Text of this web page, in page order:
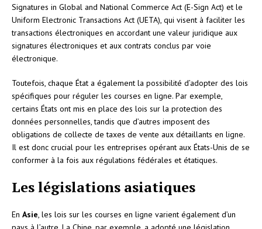
Signatures in Global and National Commerce Act (E-Sign Act) et le
Uniform Electronic Transactions Act (UETA), qui visent à faciliter les
transactions électroniques en accordant une valeur juridique aux
signatures électroniques et aux contrats conclus par voie
électronique.
Toutefois, chaque État a également la possibilité d’adopter des lois
spécifiques pour réguler les courses en ligne. Par exemple,
certains États ont mis en place des lois sur la protection des
données personnelles, tandis que d’autres imposent des
obligations de collecte de taxes de vente aux détaillants en ligne.
Il est donc crucial pour les entreprises opérant aux États-Unis de se
conformer à la fois aux régulations fédérales et étatiques.
Les législations asiatiques
En Asie, les lois sur les courses en ligne varient également d’un